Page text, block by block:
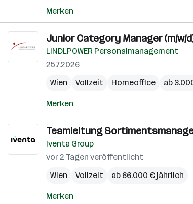
Merken
Junior Category Manager (m/w/
LINDLPOWER Personalmanagement
25.7.2026
Wien
Vollzeit Homeoffice ab
Merken
Teamleitung
Iventa Group
vor 2 Tagen veröffentlicht
Wien
Vollzeit ab 66.000 € jährlich
Merken